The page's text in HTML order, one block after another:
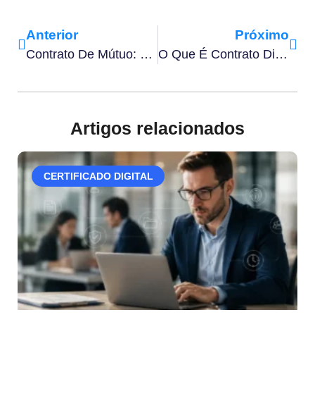
Anterior
Contrato De Mútuo: O Que É, Tipos E Cláusulas Essenciais
Próximo
O Que É Contrato Digital E Como Adotar Um Para A Sua Empresa
Artigos relacionados
CERTIFICADO DIGITAL